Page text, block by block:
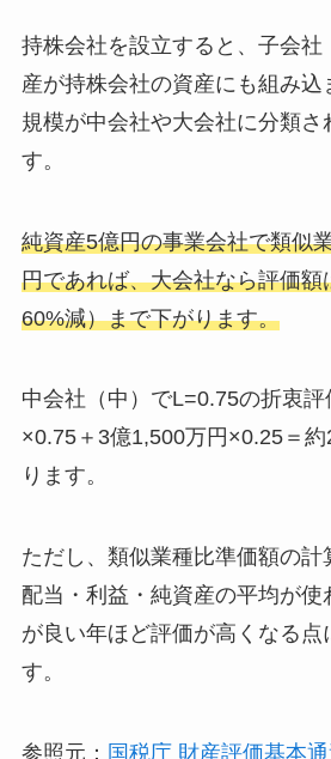
持株会社を設立すると、子会社
産が持株会社の資産にも組み込
規模が中会社や大会社に分類さ
す。
純資産5億円の事業会社で類似
円であれば、大会社なら評価額
60%減）まで下がります。
中会社（中）でL=0.75の折衷評
×0.75＋3億1,500万円×0.25＝
ります。
ただし、類似業種比準価額の
配当・利益・純資産の平均が使
が良い年ほど評価が高くなる点
す。
参照元： 国税庁 財産評価基本